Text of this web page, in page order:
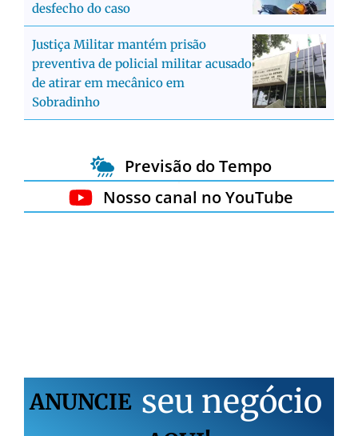
desfecho do caso
Justiça Militar mantém prisão
preventiva de policial militar acusado
de atirar em mecânico em
Sobradinho
Previsão do Tempo
Nosso canal no YouTube
ANUNCIE seu negócio